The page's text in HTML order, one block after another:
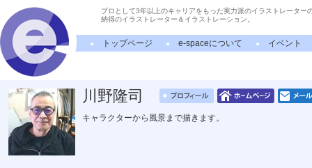
プロとして3年以上のキャリアをもった実力派のイラストレーター
納得のイラストレーター＆イラストレーション。
トップページ e-spaceについて イベント
川野隆司
キャラクターから風景まで描きます。